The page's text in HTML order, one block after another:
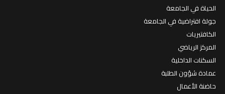
الحياة في الجامعة
جولة افتراضية في الجامعة
الكافتيريات
المركز الرياضي
السكنات الداخلية
عمادة شؤون الطلبة
حاضنة الأعمال